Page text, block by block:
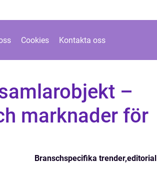
Cookies Kontakta oss
–
marknader för
Branschspecifika trender,editorial